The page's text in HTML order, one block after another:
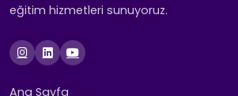
eğitim hizmetleri sunuyoruz.
Ana Sayfa